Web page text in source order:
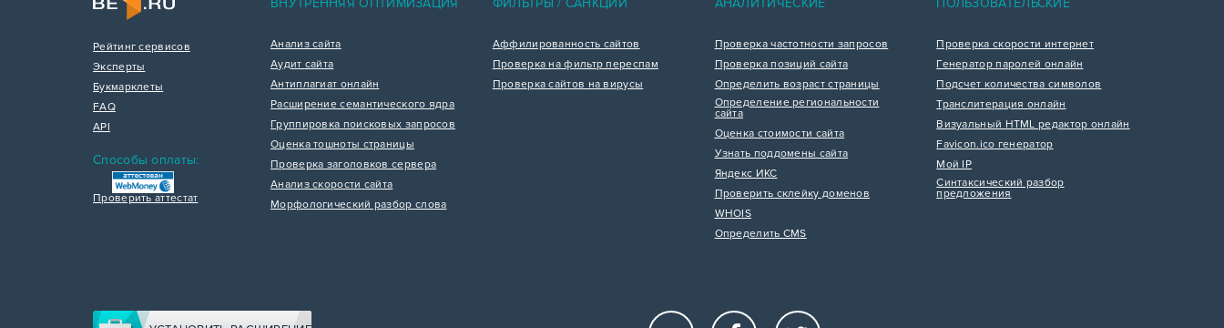
Рейтинг сервисов
Эксперты
Букмарклеты
FAQ
API
Способы оплаты:
Проверить аттестат
ВНУТРЕННЯЯ ОПТИМИЗАЦИЯ
Анализ сайта
Аудит сайта
Антиплагиат онлайн
Расширение семантического ядра
Группировка поисковых запросов
Оценка тошноты страницы
Проверка заголовков сервера
Анализ скорости сайта
Морфологический разбор слова
ФИЛЬТРЫ / САНКЦИИ
Аффилированность сайтов
Проверка на фильтр переспам
Проверка сайтов на вирусы
АНАЛИТИЧЕСКИЕ
Проверка частотности запросов
Проверка позиций сайта
Определить возраст страницы
Определение региональности
сайта
Оценка стоимости сайта
Узнать поддомены сайта
Яндекс ИКС
Проверить склейку доменов
WHOIS
Определить CMS
ПОЛЬЗОВАТЕЛЬСКИЕ
Проверка скорости интернет
Генератор паролей онлайн
Подсчет количества символов
Транслитерация онлайн
Визуальный HTML редактор онлайн
Favicon.ico генератор
Мой IP
Синтаксический разбор
предложения